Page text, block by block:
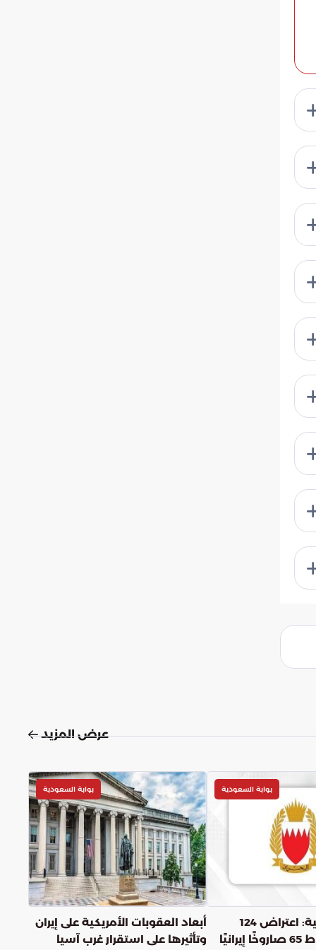
عرض المزيد
بوابة السعودية
الدفاع البحرينية: اعتراض 124
مسيرة وإسقاط 65 صاروخًا إيرانيًا
بوابة السعودية
أبعاد العقوبات الأمريكية على إيران
وتأثيرها على استقرار غرب آسيا